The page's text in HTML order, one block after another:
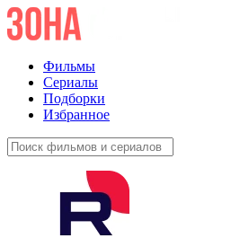
Фильмы
Сериалы
Подборки
Избранное